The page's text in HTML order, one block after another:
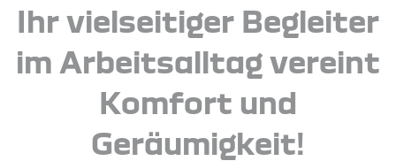
Ihr vielseitiger Begleiter
im Arbeitsalltag vereint
Komfort und
Geräumigkeit!